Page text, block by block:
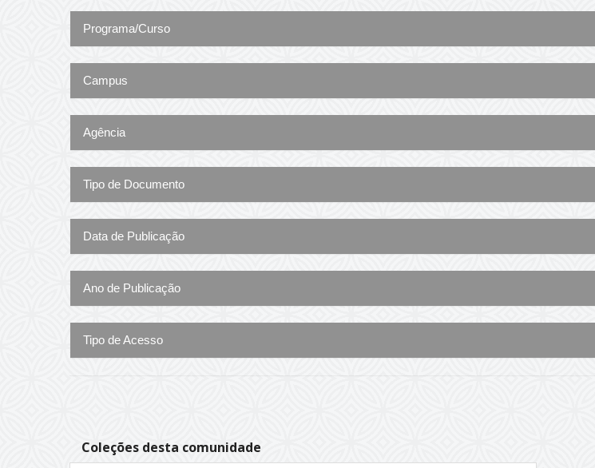
Programa/Curso
Campus
Agência
Tipo de Documento
Data de Publicação
Ano de Publicação
Tipo de Acesso
Coleções desta comunidade